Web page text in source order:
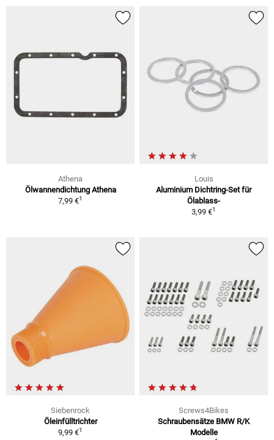
Athena
Ölwannendichtung Athena
7,99 €1
Louis
Aluminium Dichtring-Set für
Ölablass-
3,99 €1
Siebenrock
Öleinfülltrichter
9,99 €1
Screws4Bikes
Schraubensätze BMW R/K
Modelle